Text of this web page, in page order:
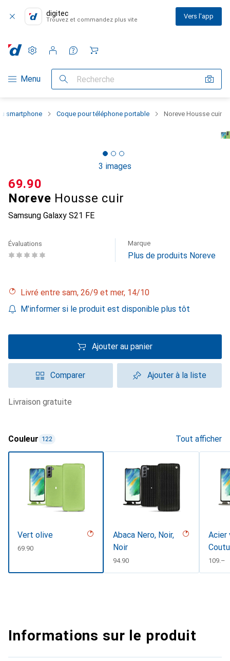
digitec
Trouvez et commandez plus vite Vers l'app
Navigation par catégorie
Menu Recherche
Paramètres
Compte client
Listes de comparaison
Listes d'envies
Panier
smartphone Coque pour téléphone portable Noreve Housse cuir
3 images
Noreve Housse cuir
Samsung Galaxy S21 FE
CHF
69.90
Évaluations Marque
Plus de produits Noreve
Livré entre sam, 26/9 et mer, 14/10
M'informer si le produit est disponible plus tôt
Ajouter au panier
Comparer Ajouter à la liste
livraison gratuite
Couleur 122 Tout afficher
Vert olive
CHF
69.90
Abaca Nero, Noir,
Noir
CHF
94.90
Acier
CHF
109.–
Informations sur le produit